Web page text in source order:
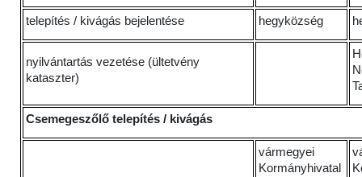
telepítés / kivágás bejelentése hegyközség
nyilvántartás vezetése (ültetvény
kataszter)
Csemegeszőlő telepítés / kivágás
vármegyei
Kormányhivatal